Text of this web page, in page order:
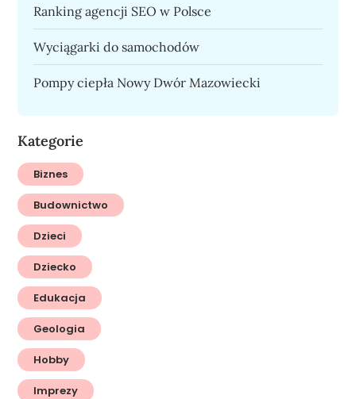
Ranking agencji SEO w Polsce
Wyciągarki do samochodów
Pompy ciepła Nowy Dwór Mazowiecki
Kategorie
Biznes
Budownictwo
Dzieci
Dziecko
Edukacja
Geologia
Hobby
Imprezy